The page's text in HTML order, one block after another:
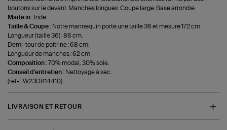
boutons sur le devant. Manches longues. Coupe large. Base arrondie.
Made in : Inde.
Taille & Coupe : Notre mannequin porte une taille 36 et mesure 172 cm.
Longueur (taille 36) : 86 cm.
Demi-tour de poitrine : 68 cm.
Longueur de manches : 62 cm
Composition :70% modal, 30% soie.
Conseil d'entretien : Nettoyage à sec.
(ref-FW23DR14410)
LIVRAISON ET RETOUR